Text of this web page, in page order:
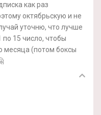
как раз
октябрьскую и не
уточню, что лучше
по 15 число, чтобы
месяца (потом боксы